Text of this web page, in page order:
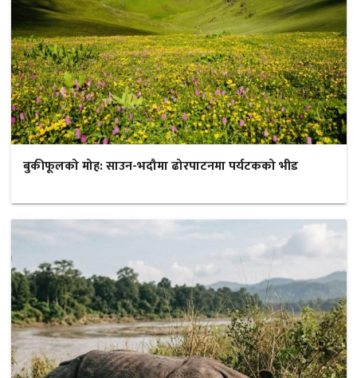
बुकीफूलको मोह: साउन-भदौमा ढोरपाटनमा पर्यटकको भीड